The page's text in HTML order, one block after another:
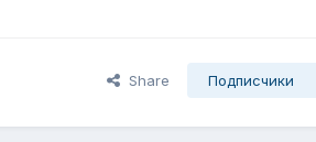
Share Подписчики